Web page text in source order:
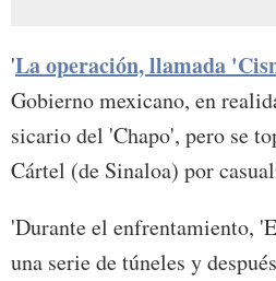
'La operación, llamada
Gobierno mexicano, en
sicario del 'Chapo', pero se
Cártel (de Sinaloa) por
'Durante el enfrentamiento,
una serie de túneles y